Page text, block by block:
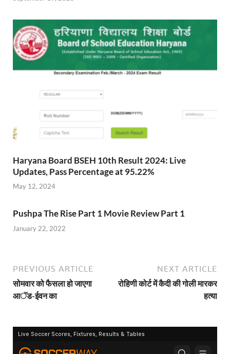
Haryana Board BSEH 10th Result 2024: Live
Updates, Pass Percentage at 95.22%
May 12, 2024
Pushpa The Rise Part 1 Movie Review Part 1
January 22, 2022
PREVIOUS ARTICLE
सोमवार को फैसला हो जाएगा
आॅड-ईवन का
NEXT ARTICLE
रोहिणी कोर्ट में कैदी की गोली मारकर
हत्या